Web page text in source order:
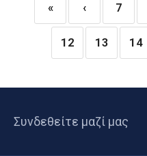
« ‹ 7
12 13 14
Συνδεθείτε μαζί μας